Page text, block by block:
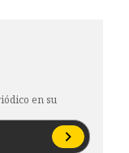
en su